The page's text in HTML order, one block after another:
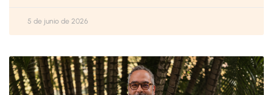
5 de junio de 2026